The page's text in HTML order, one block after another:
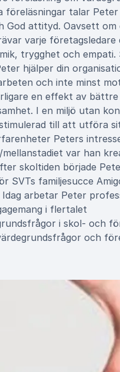
föreläsningar talar Peter
God attityd. Oavsett
varje företagsledare
trygghet och empati.
hjälper din
och inte minst
en effekt av bättre
I en miljö utan
till att utföra
Peters
var han
skoltiden började
SVTs familjesucce
arbetar Peter
i flertalet
i skol- och
och